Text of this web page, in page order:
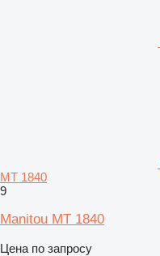
MT 1840
9
Manitou MT 1840
Цена по запросу